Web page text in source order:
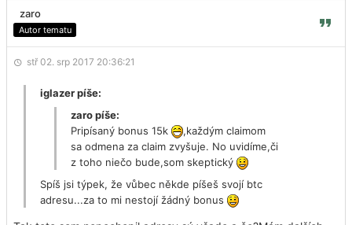
zaro
Autor tematu
stř 02. srp 2017 20:36:21
iglazer píše:
zaro píše:
Pripísaný bonus 15k
,každým claimom
sa odmena za claim zvyšuje. No uvidíme,či
z toho niečo bude,som skeptický
Spíš jsi týpek, že vůbec někde píšeš svojí btc
adresu...za to mi nestojí žádný bonus